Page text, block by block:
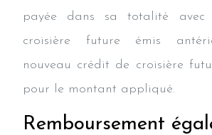
payée dans sa totalité
croisière future émis
nouveau crédit de croisière
pour le montant appliqué.
Remboursement